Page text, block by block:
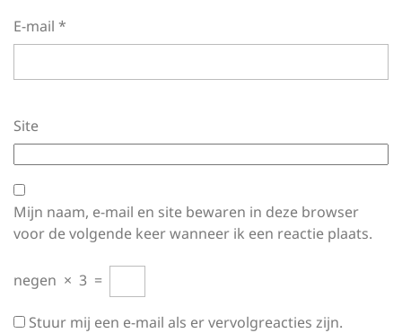
E-mail *
Site
Mijn naam, e-mail en site bewaren in deze browser
voor de volgende keer wanneer ik een reactie plaats.
negen × 3 =
Stuur mij een e-mail als er vervolgreacties zijn.